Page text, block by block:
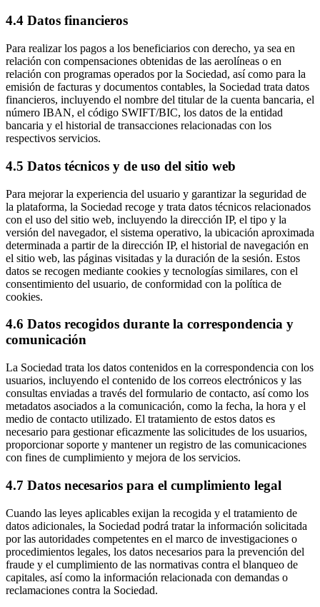
4.4 Datos financieros
Para realizar los pagos a los beneficiarios con derecho, ya sea en
relación con compensaciones obtenidas de las aerolíneas o en
relación con programas operados por la Sociedad, así como para la
emisión de facturas y documentos contables, la Sociedad trata datos
financieros, incluyendo el nombre del titular de la cuenta bancaria, el
número IBAN, el código SWIFT/BIC, los datos de la entidad
bancaria y el historial de transacciones relacionadas con los
respectivos servicios.
4.5 Datos técnicos y de uso del sitio web
Para mejorar la experiencia del usuario y garantizar la seguridad de
la plataforma, la Sociedad recoge y trata datos técnicos relacionados
con el uso del sitio web, incluyendo la dirección IP, el tipo y la
versión del navegador, el sistema operativo, la ubicación aproximada
determinada a partir de la dirección IP, el historial de navegación en
el sitio web, las páginas visitadas y la duración de la sesión. Estos
datos se recogen mediante cookies y tecnologías similares, con el
consentimiento del usuario, de conformidad con la política de
cookies.
4.6 Datos recogidos durante la correspondencia y
comunicación
La Sociedad trata los datos contenidos en la correspondencia con los
usuarios, incluyendo el contenido de los correos electrónicos y las
consultas enviadas a través del formulario de contacto, así como los
metadatos asociados a la comunicación, como la fecha, la hora y el
medio de contacto utilizado. El tratamiento de estos datos es
necesario para gestionar eficazmente las solicitudes de los usuarios,
proporcionar soporte y mantener un registro de las comunicaciones
con fines de cumplimiento y mejora de los servicios.
4.7 Datos necesarios para el cumplimiento legal
Cuando las leyes aplicables exijan la recogida y el tratamiento de
datos adicionales, la Sociedad podrá tratar la información solicitada
por las autoridades competentes en el marco de investigaciones o
procedimientos legales, los datos necesarios para la prevención del
fraude y el cumplimiento de las normativas contra el blanqueo de
capitales, así como la información relacionada con demandas o
reclamaciones contra la Sociedad.